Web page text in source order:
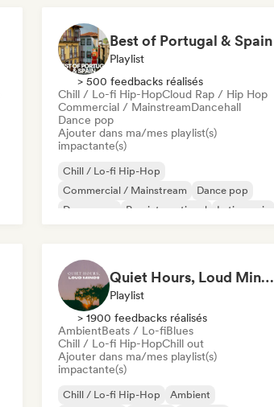
Best of Portugal & Spain
Playlist
> 500 feedbacks réalisés
Chill / Lo-fi Hip-HopCloud Rap / Hip Hop
Commercial / MainstreamDancehall
Dance pop
Ajouter dans ma/mes playlist(s)
impactante(s)
Chill / Lo-fi Hip-Hop
Commercial / Mainstream
Dance pop
Dream pop
Pop international
Latin music
Quiet Hours, Loud Minds 🔮 Singer-Songwriter, Bedroom Pop & Dream Pop
Playlist
> 1900 feedbacks réalisés
AmbientBeats / Lo-fiBlues
Chill / Lo-fi Hip-HopChill out
Ajouter dans ma/mes playlist(s)
impactante(s)
Chill / Lo-fi Hip-Hop
Ambient